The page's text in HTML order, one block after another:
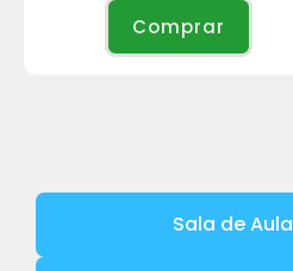
Comprar
Sala de Aula